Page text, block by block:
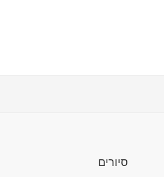
סיורים